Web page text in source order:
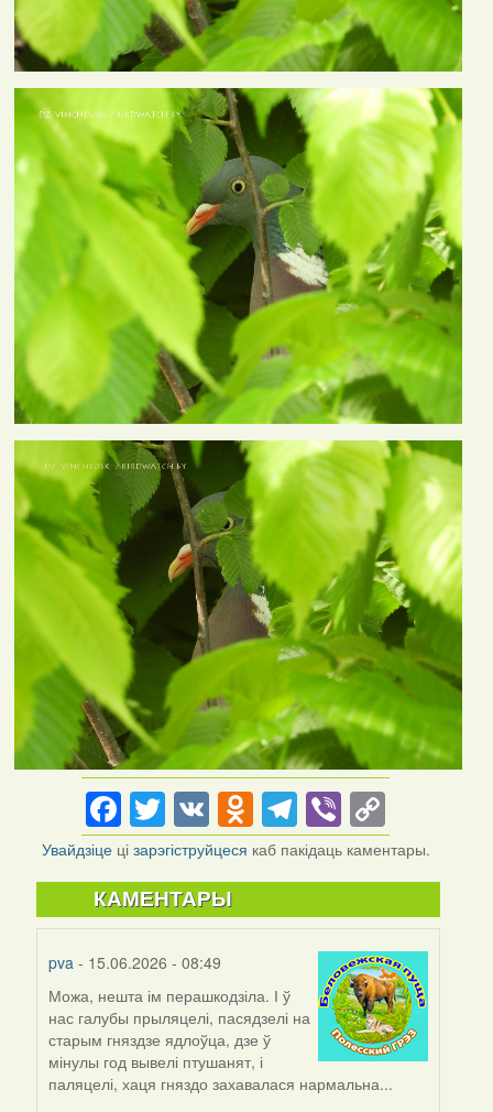
Facebook
Twitter
VKOdnoklassniki
Telegram
Viber
Link
Увайдзіце цізарэгіструйцеся каб пакідаць каментары.
КАМЕНТАРЫ
pva - 15.06.2026 - 08:49
Можа, нешта ім перашкодзіла. І ў
нас галубы прыляцелі, пасядзелі на
старым гняздзе ядлоўца, дзе ў
мінулы год вывелі птушанят, і
паляцелі, хаця гняздо захавалася нармальна...